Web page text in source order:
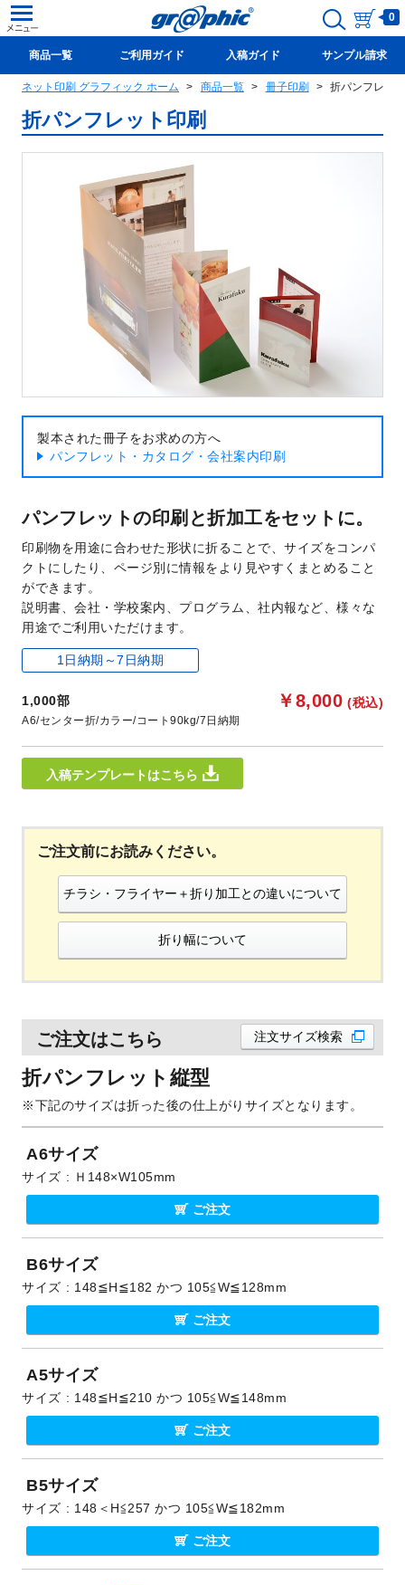
0
商品一覧 ご利用ガイド 入稿ガイド サンプル請求
新規会員登録(無料)
ネット印刷 グラフィック ホーム 商品一覧 冊子印刷 折パンフレッ
折パンフレット印刷
製本された冊子をお求めの方へ
パンフレット・カタログ・会社案内印刷
パンフレットの印刷と折加工をセットに。
印刷物を用途に合わせた形状に折ることで、サイズをコンパ
クトにしたり、ページ別に情報をより見やすくまとめること
ができます。
説明書、会社・学校案内、プログラム、社内報など、様々な
用途でご利用いただけます。
1日納期～7日納期
1,000部 ￥8,000 (税込)
A6 センター折 カラー コート90kg 7日納期
入稿テンプレートはこちら
ご注文前にお読みください。
チラシ・フライヤー＋折り加工との違いについて
折り幅について
ご注文はこちら 注文サイズ検索
折パンフレット縦型
下記のサイズは折った後の仕上がりサイズとなります。
A6サイズ
サイズ Ｈ148×W105mm
ご注文
B6サイズ
サイズ 148≦H≦182 かつ 105≦W≦128mm
ご注文
A5サイズ
サイズ 148≦H≦210 かつ 105≦W≦148mm
ご注文
B5サイズ
サイズ 148＜H≦257 かつ 105≦W≦182mm
ご注文